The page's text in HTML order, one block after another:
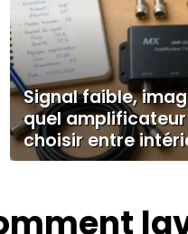
Signal faible,
quel
choisir entre
et programmable